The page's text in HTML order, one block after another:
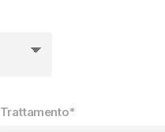
Trattamento*